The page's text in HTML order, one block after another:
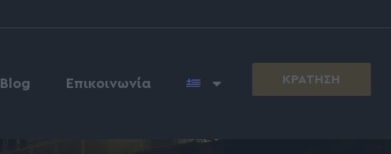
Blog Επικοινωνία ΚΡΑΤΗΣΗ